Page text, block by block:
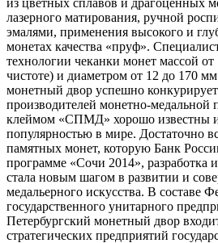
лазерного матирования, ручной
эмалями, применения высокого и
монетах качества «пруф».
технологии чеканки монет массой от
чистоте) и диаметром от 12 до 170
монетный двор успешно
производителей монетно-медальной
клеймом «СПМД» хорошо известны
популярностью в мире. Достаточно
памятных монет, которую Банк
программе «Сочи 2014», разработка
стала новым шагом в развитии и
медальерного искусства. В составе
государственного унитарного
Петербургский монетный двор
стратегических предприятий